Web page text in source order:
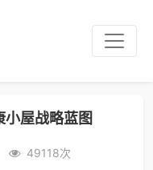
屋战略蓝图
49118次